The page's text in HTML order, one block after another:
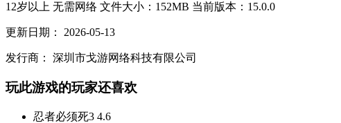
12岁以上 无需网络 文件大小：152MB 当前版本：15.0.0
更新日期： 2026-05-13
发行商： 深圳市戈游网络科技有限公司
玩此游戏的玩家还喜欢
忍者必须死3 4.6